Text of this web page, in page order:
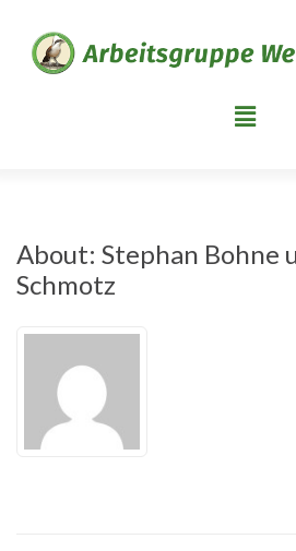
About: Stephan Bohne
Schmotz